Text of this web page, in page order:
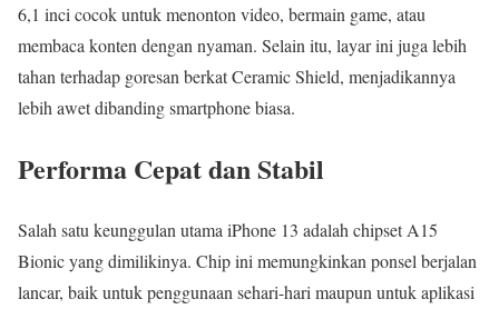
6,1 inci cocok untuk menonton video, bermain game, atau
membaca konten dengan nyaman. Selain itu, layar ini juga lebih
tahan terhadap goresan berkat Ceramic Shield, menjadikannya
lebih awet dibanding smartphone biasa.
Performa Cepat dan Stabil
Salah satu keunggulan utama iPhone 13 adalah chipset A15
Bionic yang dimilikinya. Chip ini memungkinkan ponsel berjalan
lancar, baik untuk penggunaan sehari-hari maupun untuk aplikasi